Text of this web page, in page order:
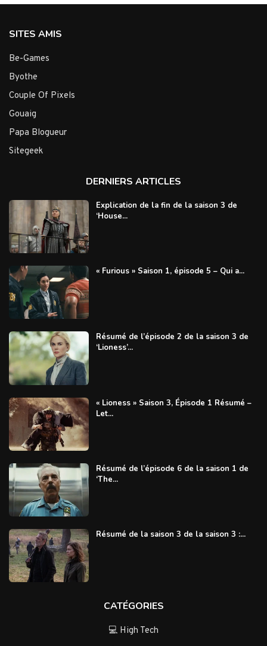
SITES AMIS
Be-Games
Byothe
Couple Of Pixels
Gouaig
Papa Blogueur
Sitegeek
DERNIERS ARTICLES
Explication de la fin de la saison 3 de
‘House...
« Furious » Saison 1, épisode 5 – Qui a...
Résumé de l’épisode 2 de la saison 3 de
‘Lioness’...
« Lioness » Saison 3, Épisode 1 Résumé –
Let...
Résumé de l’épisode 6 de la saison 1 de
‘The...
Résumé de la saison 3 de la saison 3 :...
CATÉGORIES
💻 High Tech